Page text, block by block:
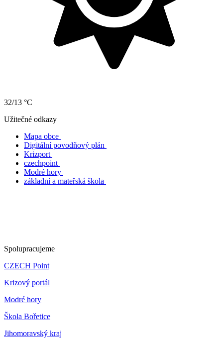
32/13 °C
Užitečné odkazy
Mapa obce
Digitální povodňový plán
Krizport
czechpoint
Modré hory
základní a mateřská škola
Spolupracujeme
CZECH Point
Krizový portál
Modré hory
Škola Bořetice
Jihomoravský kraj